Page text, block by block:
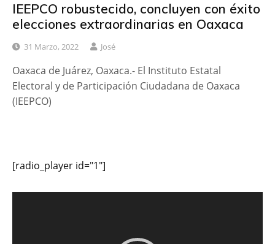
IEEPCO robustecido, concluyen con éxito
elecciones extraordinarias en Oaxaca
31 Marzo, 2022 José
Oaxaca de Juárez, Oaxaca.- El Instituto Estatal
Electoral y de Participación Ciudadana de Oaxaca
(IEEPCO)
[radio_player id="1"]